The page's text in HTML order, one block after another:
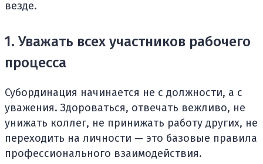
везде.
1. Уважать всех участников рабочего
процесса
Субординация начинается не с должности, а с
уважения. Здороваться, отвечать вежливо, не
унижать коллег, не принижать работу других, не
переходить на личности — это базовые правила
профессионального взаимодействия.